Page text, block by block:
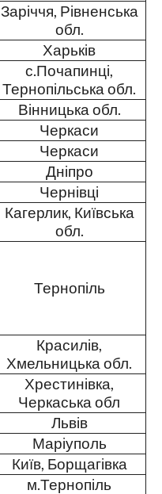
Заріччя, Рівненська
обл.
Харьків
с.Почапинці,
Тернопільська обл.
Вінницька обл.
Черкаси
Черкаси
Дніпро
Чернівці
Кагерлик, Київська
обл.
Тернопіль
Красилів,
Хмельницька обл.
Хрестинівка,
Черкаська обл
Львів
Маріуполь
Київ, Борщагівка
м.Тернопіль